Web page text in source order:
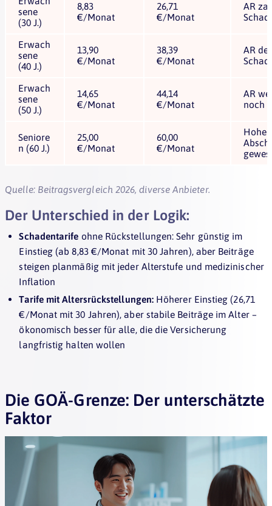
sene
(30 J.)
8,83
€/Monat
26,71
€/Monat
AR
Erwach
sene
(40 J.)
13,90
€/Monat
38,39
€/Monat
AR
Erwach
sene
(50 J.)
14,65
€/Monat
44,14
€/Monat
AR
noch
Seniore
n (60 J.)
25,00
€/Monat
60,00
€/Monat
Hohe
Quelle: Beitragsvergleich 2026, diverse Anbieter.
Der Unterschied in der Logik:
Schadentarife ohne Rückstellungen: Sehr günstig im
Einstieg (ab 8,83 €/Monat mit 30 Jahren), aber Beiträge
steigen planmäßig mit jeder Alterstufe und medizinischer
Inflation
Tarife mit Altersrückstellungen: Höherer Einstieg (26,71
€/Monat mit 30 Jahren), aber stabile Beiträge im Alter –
ökonomisch besser für alle, die die Versicherung
langfristig halten wollen
Die GOÄ-Grenze: Der unterschätzte
Faktor